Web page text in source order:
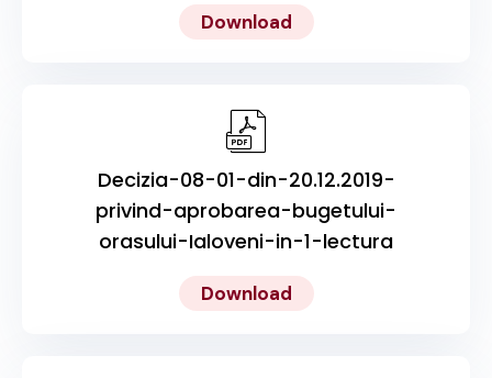
Download
Decizia-08-01-din-20.12.2019-
privind-aprobarea-bugetului-
orasului-Ialoveni-in-1-lectura
Download